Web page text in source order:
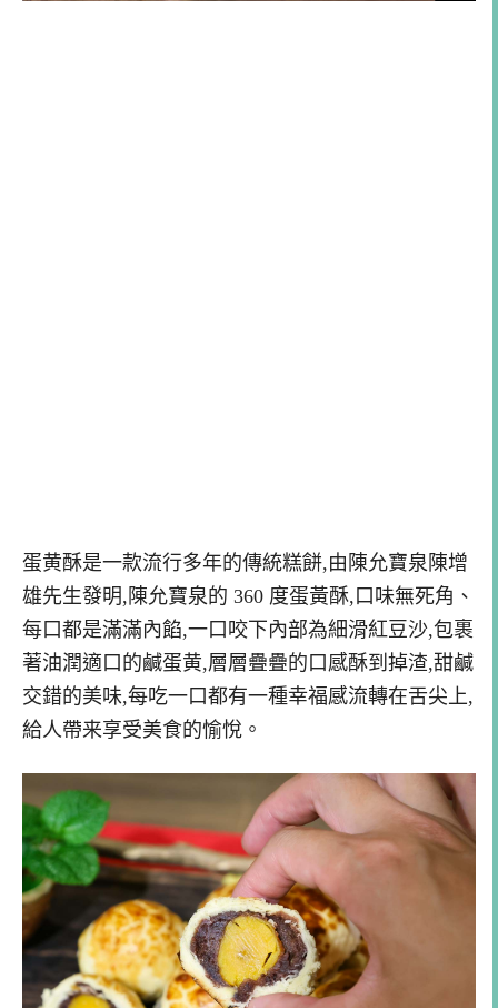
蛋黄酥是一款流行多年的傳統糕餅,由陳允寶泉陳增
雄先生發明,陳允寶泉的 360 度蛋黃酥,口味無死角、
每口都是滿滿內餡,一口咬下內部為細滑紅豆沙,包裹
著油潤適口的鹹蛋黄,層層疊疊的口感酥到掉渣,甜鹹
交錯的美味,每吃一口都有一種幸福感流轉在舌尖上,
給人帶来享受美食的愉悅。